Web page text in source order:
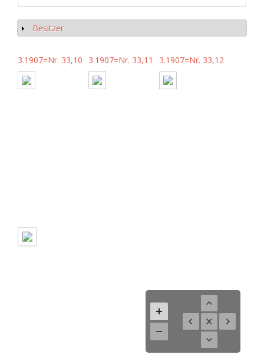
Show
Besitzer
3.1907=Nr. 33,10 3.1907=Nr. 33,11 3.1907=Nr. 33,12